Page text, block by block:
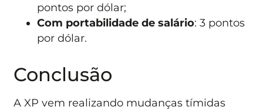
pontos por dólar;
Com portabilidade de salário: 3 pontos
por dólar.
Conclusão
A XP vem realizando mudanças tímidas